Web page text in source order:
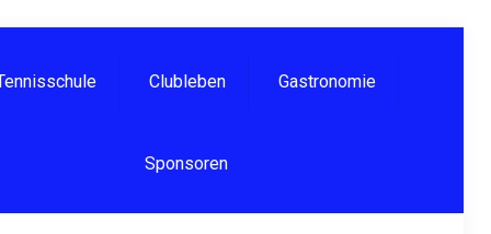
Clubleben Gastronomie
Sponsoren